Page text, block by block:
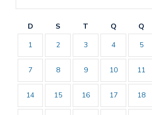
D S T Q Q
1
2 3 4 5
7 8 9 10 11
14 15 16 17 18